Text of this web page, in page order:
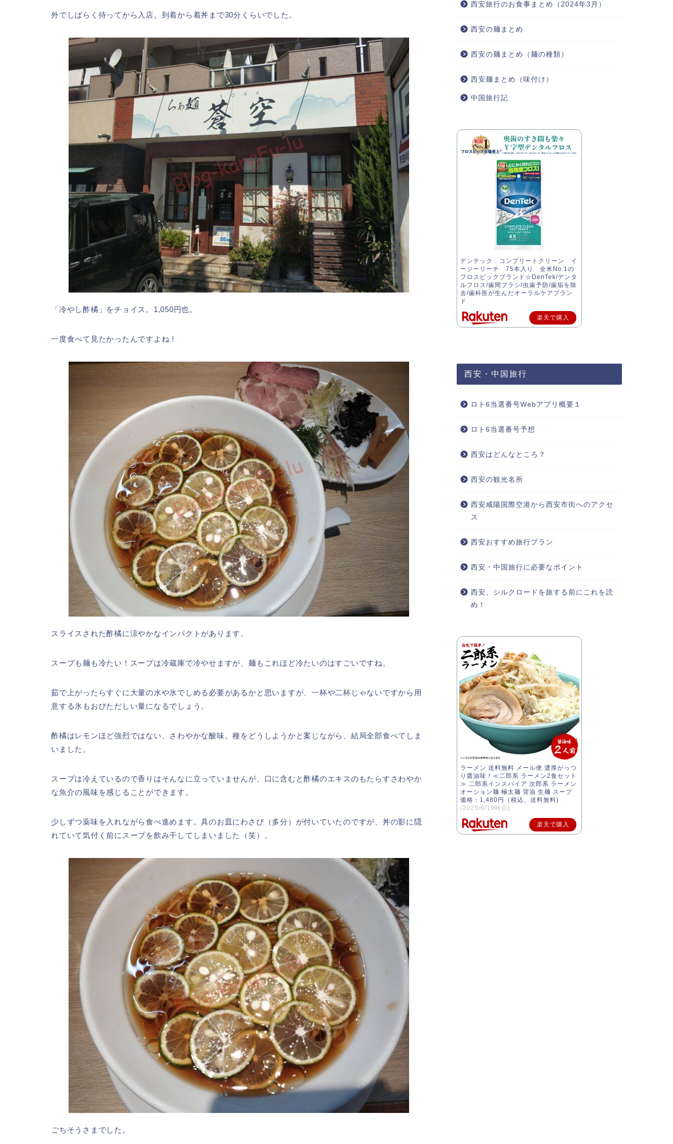
外でしばらく待ってから入店。到着から着丼まで30分くらいでした。
「冷やし酢橘」をチョイス。1,050円也。
一度食べて見たかったんですよね！
スライスされた酢橘に涼やかなインパクトがあります。
スープも麺も冷たい！スープは冷蔵庫で冷やせますが、麺もこれほど冷たいのはすごいですね。
茹で上がったらすぐに大量の水や氷でしめる必要があるかと思いますが、一杯や二杯じゃないですから用
意する氷もおびただしい量になるでしょう。
酢橘はレモンほど強烈ではない、さわやかな酸味。種をどうしようかと案じながら、結局全部食べてしま
いました。
スープは冷えているので香りはそんなに立っていませんが、口に含むと酢橘のエキスのもたらすさわやか
な魚介の風味を感じることができます。
少しずつ薬味を入れながら食べ進めます。具のお皿にわさび（多分）が付いていたのですが、丼の影に隠
れていて気付く前にスープを飲み干してしまいました（笑）。
ごちそうさまでした。
西安旅行のお食事まとめ（2024年3月）
西安の麺まとめ
西安の麺まとめ（麺の種類）
西安麺まとめ（味付け）
中国旅行記
デンテック コンプリートクリーン イ
ージーリーチ 75本入り 全米No.1の
フロスピックブランド☆DenTek/デンタ
ルフロス/歯間ブラシ/虫歯予防/歯垢を除
去/歯科医が生んだオーラルケアブラン
ド
楽天で購入
西安・中国旅行
ロト6当選番号Webアプリ概要１
ロト6当選番号予想
西安はどんなところ？
西安の観光名所
西安咸陽国際空港から西安市街へのアクセ
ス
西安おすすめ旅行プラン
西安・中国旅行に必要なポイント
西安、シルクロードを旅する前にこれを読
め！
ラーメン 送料無料 メール便 濃厚がっつ
り醤油味！≪二郎系 ラーメン2食セット
≫ 二郎系インスパイア 次郎系 ラーメン
オーション麺 極太麺 背油 生麺 スープ
価格：1,480円（税込、送料無料)
(2025/6/19時点)
楽天で購入